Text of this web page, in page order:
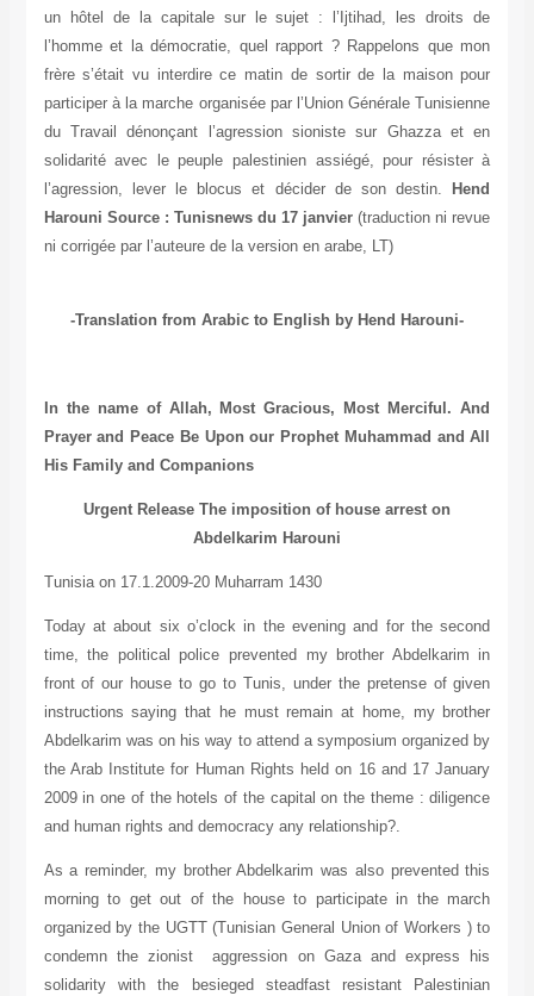
un hôtel de la capitale sur le sujet : l’Ijtihad, les droits de
l’homme et la démocratie, quel rapport ? Rappelons que mon
frère s’était vu interdire ce matin de sortir de la maison pour
participer à la marche organisée par l’Union Générale Tunisienne
du Travail dénonçant l’agression sioniste sur Ghazza et en
solidarité avec le peuple palestinien assiégé, pour résister à
l’agression, lever le blocus et décider de son destin.
Hend
Harouni Source : Tunisnews du 17 janvier (traduction ni revue
ni corrigée par l’auteure de la version en arabe, LT)
-Translation from Arabic to English by Hend Harouni-
In the name of Allah, Most Gracious, Most Merciful. And
Prayer and Peace Be Upon our Prophet Muhammad and All
His Family and Companions
Urgent Release The imposition of house arrest on
Abdelkarim Harouni
Tunisia on 17.1.2009-20 Muharram 1430
Today at about six o’clock in the evening and for the second
time, the political police prevented my brother Abdelkarim in
front of our house to go to Tunis, under the pretense of given
instructions saying that he must remain at home, my brother
Abdelkarim was on his way to attend a symposium organized by
the Arab Institute for Human Rights held on 16 and 17 January
2009 in one of the hotels of the capital on the theme : diligence
and human rights and democracy any relationship?.
As a reminder, my brother Abdelkarim was also prevented this
morning to get out of the house to participate in the march
organized by the UGTT (Tunisian General Union of Workers ) to
condemn the zionist aggression on Gaza and express his
solidarity with the besieged steadfast resistant Palestinian